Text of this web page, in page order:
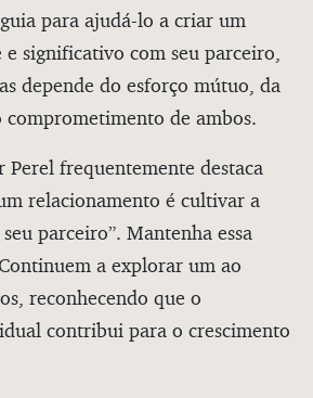
para ajudá-lo a criar um
significativo com seu parceiro,
depende do esforço mútuo, da
comprometimento de ambos.
Perel frequentemente destaca
relacionamento é cultivar a
parceiro”. Mantenha essa
a explorar um ao
reconhecendo que o
contribui para o crescimento